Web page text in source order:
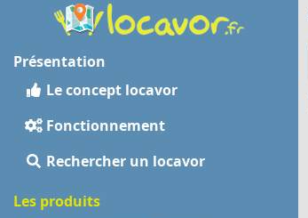
Présentation
Le concept locavor
Fonctionnement
Rechercher un locavor
Les produits